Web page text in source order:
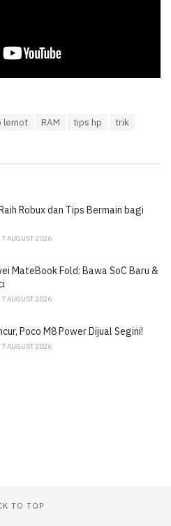
lemot RAM tips hp
trik
Robux dan Tips Bermain bagi
7 AUGUST 2026
MateBook Fold: Bawa SoC Baru &
7 AUGUST 2026
Poco M8 Power Dijual Segini!
7 AUGUST 2026
TO TOP